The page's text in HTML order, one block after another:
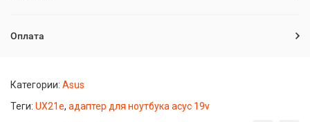
Оплата
Категории: Asus
Теги: UX21e, адаптер для ноутбука асус 19v